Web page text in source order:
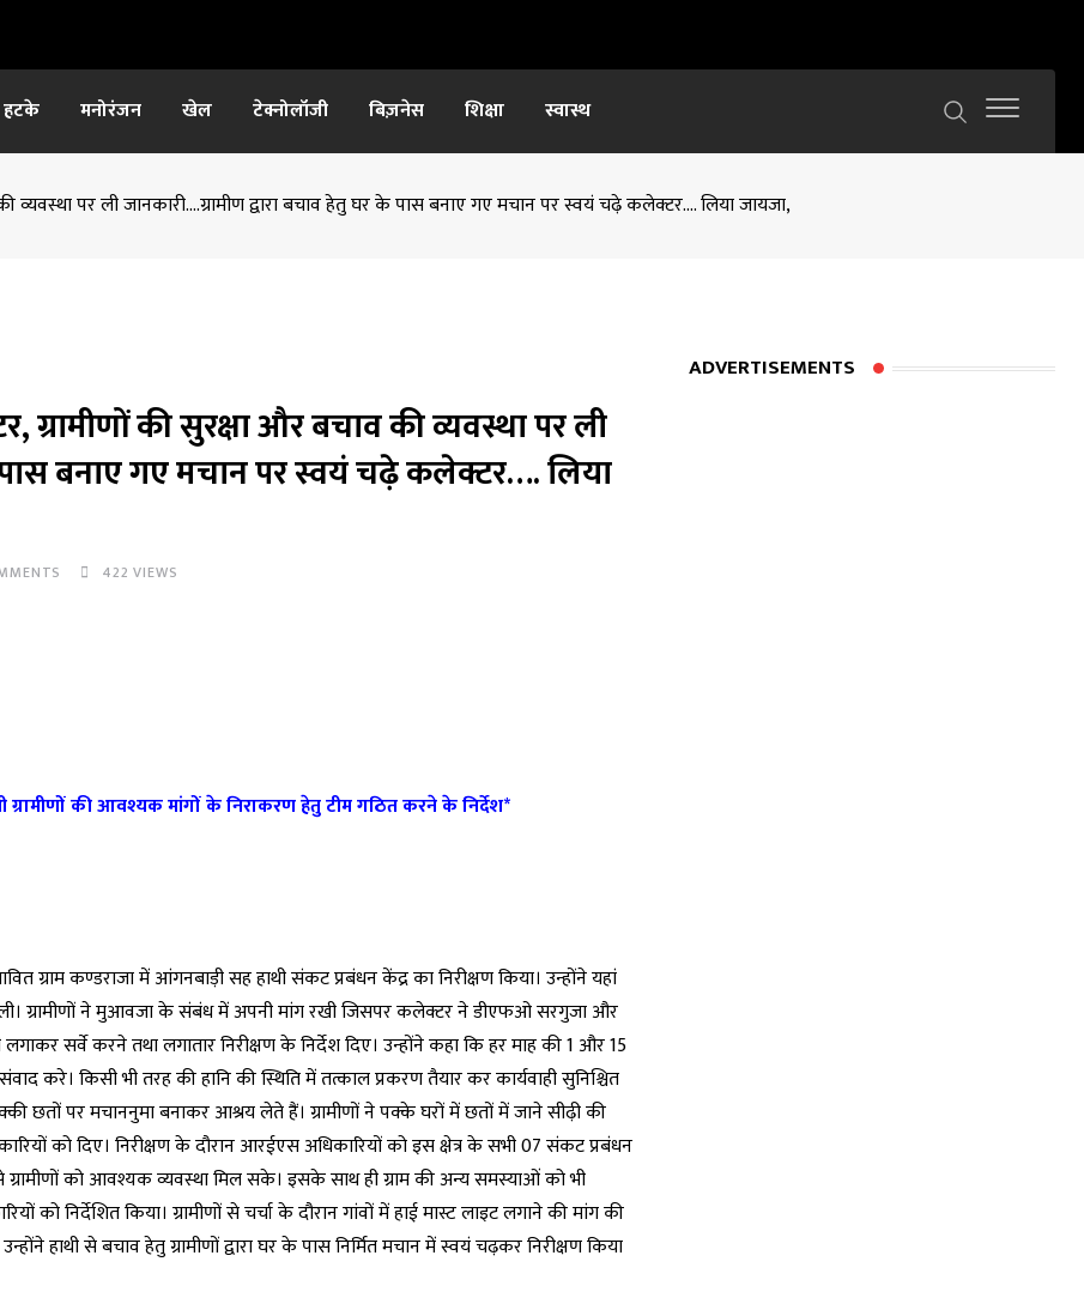
हटके मनोरंजन खेल टेक्नोलॉजी बिज़नेस शिक्षा स्वास्थ
व्यवस्था पर ली जानकारी….ग्रामीण द्वारा बचाव हेतु घर के पास बनाए गए मचान पर स्वयं चढ़े कलेक्टर…. लिया जायजा,
ग्रामीणों की सुरक्षा और बचाव की व्यवस्था पर ली
पास बनाए गए मचान पर स्वयं चढ़े कलेक्टर…. लिया
422 VIEWS
की आवश्यक मांगों के निराकरण हेतु टीम गठित करने के निर्देश*
ग्राम कण्डराजा में आंगनबाड़ी सह हाथी संकट प्रबंधन केंद्र का निरीक्षण किया। उन्होंने यहां
ग्रामीणों ने मुआवजा के संबंध में अपनी मांग रखी जिसपर कलेक्टर ने डीएफओ सरगुजा और
सर्वे करने तथा लगातार निरीक्षण के निर्देश दिए। उन्होंने कहा कि हर माह की 1 और 15
करे। किसी भी तरह की हानि की स्थिति में तत्काल प्रकरण तैयार कर कार्यवाही सुनिश्चित
छतों पर मचाननुमा बनाकर आश्रय लेते हैं। ग्रामीणों ने पक्के घरों में छतों में जाने सीढ़ी की
को दिए। निरीक्षण के दौरान आरईएस अधिकारियों को इस क्षेत्र के सभी 07 संकट प्रबंधन
को आवश्यक व्यवस्था मिल सके। इसके साथ ही ग्राम की अन्य समस्याओं को भी
निर्देशित किया। ग्रामीणों से चर्चा के दौरान गांवों में हाई मास्ट लाइट लगाने की मांग की
हाथी से बचाव हेतु ग्रामीणों द्वारा घर के पास निर्मित मचान में स्वयं चढ़कर निरीक्षण किया
ADVERTISEMENTS